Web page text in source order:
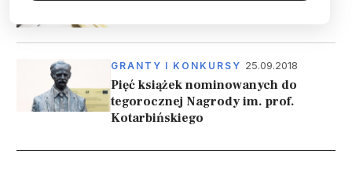
GRANTY I KONKURSY 25.09.2018
Pięć książek nominowanych do
tegorocznej Nagrody im. prof.
Kotarbińskiego